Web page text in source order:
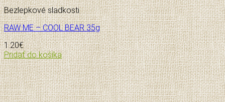
Bezlepkové sladkosti
RAW ME – COOL BEAR 35g
1.20€
Pridať do košíka